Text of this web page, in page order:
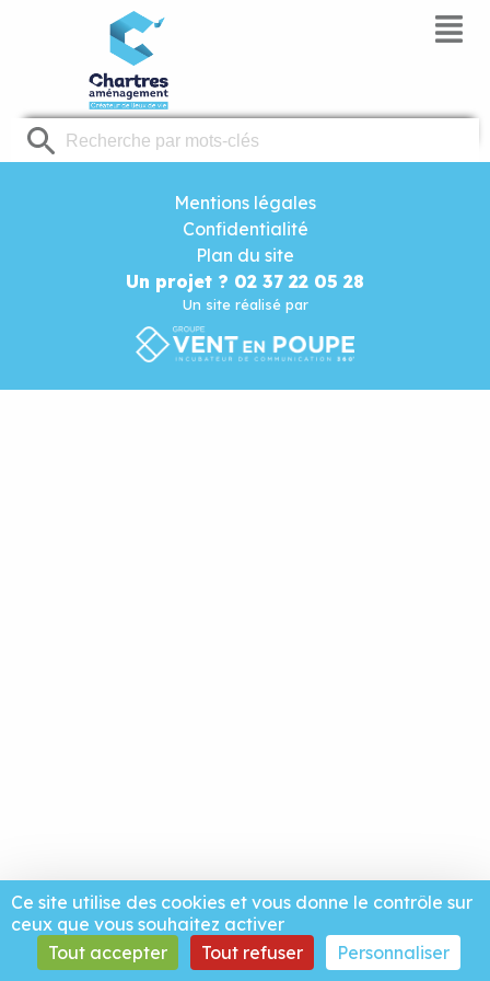
Mentions légales
Confidentialité
Plan du site
Un projet ? 02 37 22 05 28
Un site réalisé par
Panneau de gestion des cookies
Ce site utilise des cookies et vous donne le contrôle sur
ceux que vous souhaitez activer
Tout accepter
Tout refuser Personnaliser